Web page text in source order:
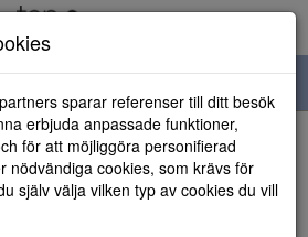
sparar referenser till ditt besök
erbjuda anpassade funktioner,
för att möjliggöra personifierad
nödvändiga cookies, som krävs för
själv välja vilken typ av cookies du vill